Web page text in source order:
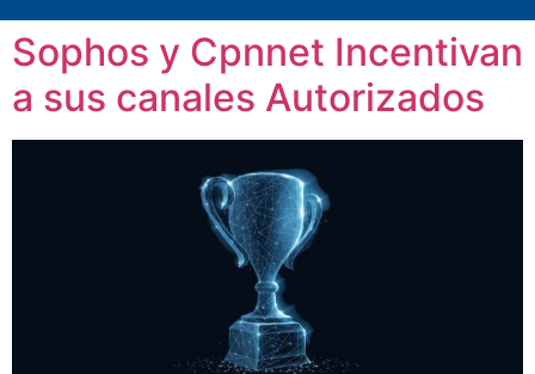
Sophos y Cpnnet Incentivan
a sus canales Autorizados